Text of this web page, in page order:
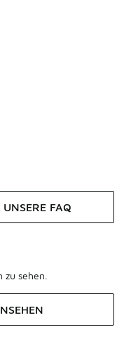
FAQ
sehen.